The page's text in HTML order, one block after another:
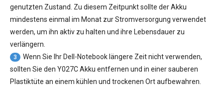
genutzten Zustand. Zu diesem Zeitpunkt sollte der Akku
mindestens einmal im Monat zur Stromversorgung verwendet
werden, um ihn aktiv zu halten und ihre Lebensdauer zu
verlängern.
3
Wenn Sie Ihr Dell-Notebook längere Zeit nicht verwenden,
sollten Sie den Y027C Akku entfernen und in einer sauberen
Plastiktüte an einem kühlen und trockenen Ort aufbewahren.